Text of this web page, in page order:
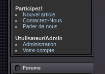
Participez!
Nouvel article
Contactez-Nous
Parler de nous
Utulisateur/Admin
Administration
Votre compte
Forums